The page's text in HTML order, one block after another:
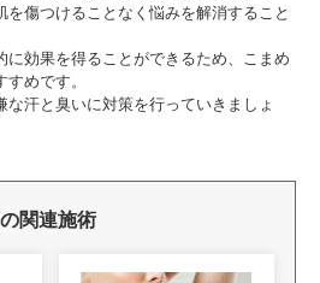
を傷つけることなく悩みを解消すること
に効果を得ることができるため、こまめ
めです。
な汗と臭いに対策を行っていきましょ
関連施術